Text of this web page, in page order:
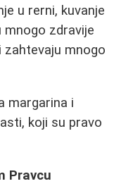
u rerni, kuvanje
zdravije
mnogo
margarina i
koji su pravo
Pravcu